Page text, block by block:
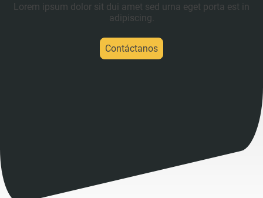
Lorem ipsum dolor sit dui amet sed urna eget porta est in
adipiscing.
Contáctanos